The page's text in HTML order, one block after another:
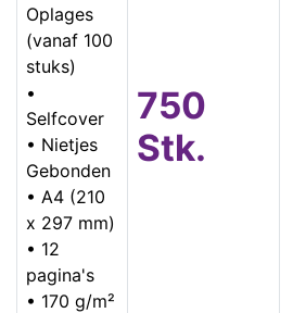
Oplages
(vanaf 100
stuks)
•
Selfcover
• Nietjes
Gebonden
• A4 (210
x 297 mm)
• 12
pagina's
• 170 g/m²
750
Stk.